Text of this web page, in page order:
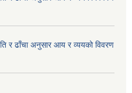
र ढाँचा अनुसार आय र व्ययको विवरण